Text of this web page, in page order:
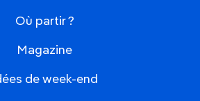
Où partir ?
Magazine
de week-end